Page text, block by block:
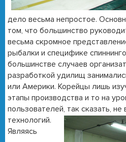
дело весьма непростое.
том, что большинство
весьма скромное
рыбалки и специфике
большинстве случаев
разработкой удилищ
или Америки. Корейцы лишь
этапы производства и то на
пользователей, так сказать, не
технологий.
Являясь